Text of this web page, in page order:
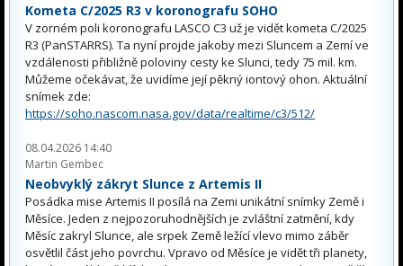
Kometa C/2025 R3 v koronografu SOHO
V zorném poli koronografu LASCO C3 už je vidět kometa C/2025
R3 (PanSTARRS). Ta nyní projde jakoby mezi Sluncem a Zemí ve
vzdálenosti přibližně poloviny cesty ke Slunci, tedy 75 mil. km.
Můžeme očekávat, že uvidíme její pěkný iontový ohon. Aktuální
snímek zde:
https://soho.nascom.nasa.gov/data/realtime/c3/512/
08.04.2026 14:40
Martin Gembec
Neobvyklý zákryt Slunce z Artemis II
Posádka mise Artemis II posílá na Zemi unikátní snímky Země i
Měsíce. Jeden z nejpozoruhodnějších je zvláštní zatmění, kdy
Měsíc zakryl Slunce, ale srpek Země ležící vlevo mimo záběr
osvětlil část jeho povrchu. Vpravo od Měsíce je vidět tři planety,